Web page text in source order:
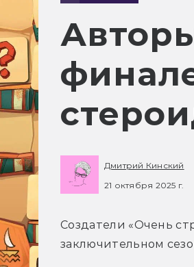
Дмитрий Кинский
21 октября 2025 г.
Создатели «Очень
заключительном